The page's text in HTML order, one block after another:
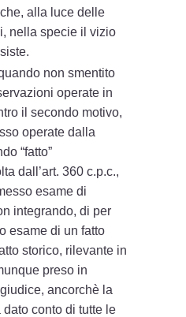
alla luce delle
nella specie il vizio
non smentito
operate in
il secondo motivo,
operate dalla
“fatto”
dall’art. 360 c.p.c.,
esame di
integrando, di per
esame di un fatto
storico, rilevante in
preso in
ancorchè la
conto di tutte le